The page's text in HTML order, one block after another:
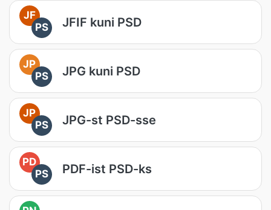
JF
PS
JFIF kuni PSD
JP
PS
JPG kuni PSD
JP
PS
JPG-st PSD-sse
PD
PS
PDF-ist PSD-ks